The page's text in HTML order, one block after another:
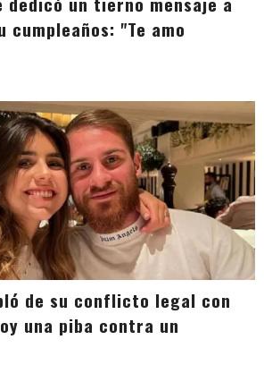
cumpleaños: "Te amo
de su conflicto legal con
una piba contra un